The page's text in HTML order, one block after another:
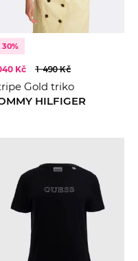
30%
Kč 1 490 Kč
Gold triko
HILFIGER